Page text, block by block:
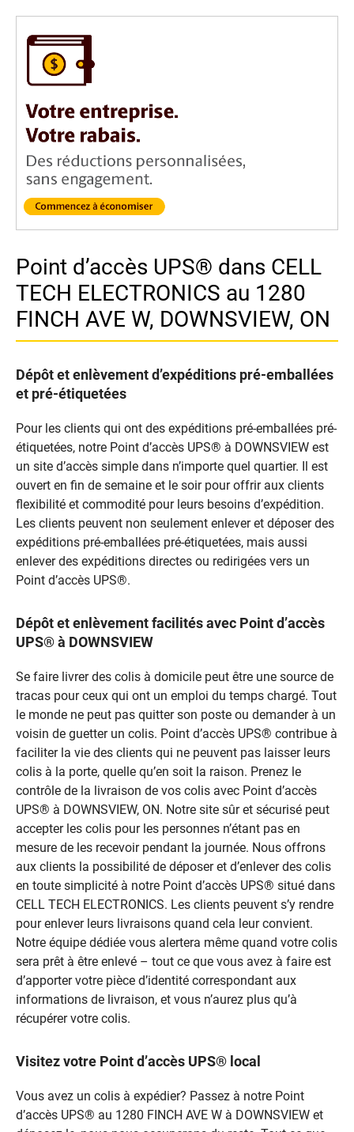
Point d’accès UPS® dans CELL
TECH ELECTRONICS au 1280
FINCH AVE W, DOWNSVIEW, ON
Dépôt et enlèvement d’expéditions pré-emballées
et pré-étiquetées
Pour les clients qui ont des expéditions pré-emballées pré-
étiquetées, notre Point d’accès UPS® à DOWNSVIEW est
un site d’accès simple dans n’importe quel quartier. Il est
ouvert en fin de semaine et le soir pour offrir aux clients
flexibilité et commodité pour leurs besoins d’expédition.
Les clients peuvent non seulement enlever et déposer des
expéditions pré-emballées pré-étiquetées, mais aussi
enlever des expéditions directes ou redirigées vers un
Point d’accès UPS®.
Dépôt et enlèvement facilités avec Point d’accès
UPS® à DOWNSVIEW
Se faire livrer des colis à domicile peut être une source de
tracas pour ceux qui ont un emploi du temps chargé. Tout
le monde ne peut pas quitter son poste ou demander à un
voisin de guetter un colis. Point d’accès UPS® contribue à
faciliter la vie des clients qui ne peuvent pas laisser leurs
colis à la porte, quelle qu’en soit la raison. Prenez le
contrôle de la livraison de vos colis avec Point d’accès
UPS® à DOWNSVIEW, ON. Notre site sûr et sécurisé peut
accepter les colis pour les personnes n’étant pas en
mesure de les recevoir pendant la journée. Nous offrons
aux clients la possibilité de déposer et d’enlever des colis
en toute simplicité à notre Point d’accès UPS® situé dans
CELL TECH ELECTRONICS. Les clients peuvent s’y rendre
pour enlever leurs livraisons quand cela leur convient.
Notre équipe dédiée vous alertera même quand votre colis
sera prêt à être enlevé – tout ce que vous avez à faire est
d’apporter votre pièce d’identité correspondant aux
informations de livraison, et vous n’aurez plus qu’à
récupérer votre colis.
Visitez votre Point d’accès UPS® local
Vous avez un colis à expédier? Passez à notre Point
d’accès UPS® au 1280 FINCH AVE W à DOWNSVIEW et